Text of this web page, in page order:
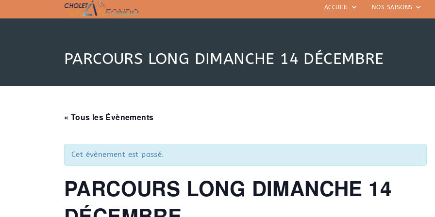
to
ACCUEIL NOS SAISONS
PARCOURS LONG DIMANCHE 14 DÉCEMBRE
« Tous les Évènements
Cet évènement est passé.
PARCOURS LONG DIMANCHE 14